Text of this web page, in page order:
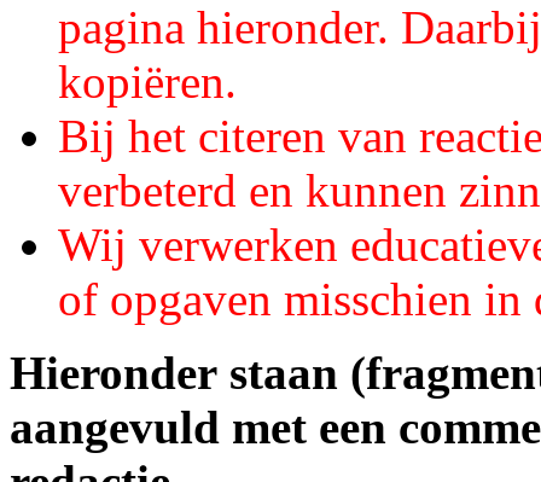
pagina hieronder.
kopiëren.
Bij het citeren van
verbeterd en kunnen
Wij verwerken
of opgaven misschien in
Hieronder staan
aangevuld met een